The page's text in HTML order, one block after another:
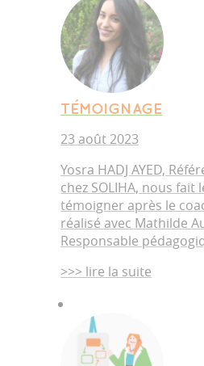
TÉMOIGNAGE
23 août 2023
Yosra HADJ AYED,
chez SOLIHA, nous fait
témoigner après le
réalisé avec Mathilde
Responsable
>>> lire la suite